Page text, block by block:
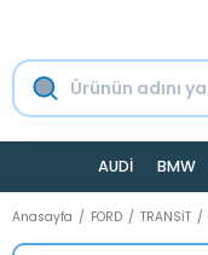
AUDİ BMW
Anasayfa FORD TRANSİT